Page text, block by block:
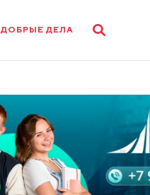
ДОБРЫЕ ДЕЛА